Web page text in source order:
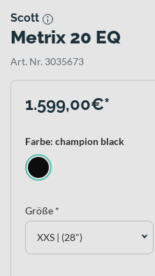
Scott
Metrix 20 EQ
Art. Nr. 3035673
1.599,00€*
Farbe: champion black
Größe *
XXS | (28")